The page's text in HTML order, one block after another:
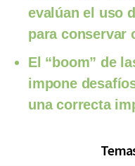
evalúan el uso
para conservar
El “boom” de
impone
una correcta